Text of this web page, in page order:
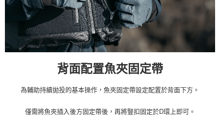
背面配置魚夾固定帶
為輔助持續拋投的基本操作，魚夾固定帶設定配置於背面下方。
僅需將魚夾插入後方固定帶後，再將豎扣固定於D環上即可。